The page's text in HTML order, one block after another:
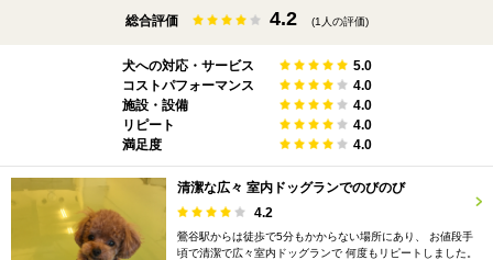
総合評価 4.2 (1人の評価)
犬への対応・サービス
5.0
コストパフォーマンス
4.0
施設・設備
4.0
リピート
4.0
満足度
4.0
清潔な広々 室内ドッグランでのびのび
4.2
鶯谷駅からは徒歩で5分もかからない場所にあり、 お値段手
頃で清潔で広々室内ドッグランで 何度もリピートしました。